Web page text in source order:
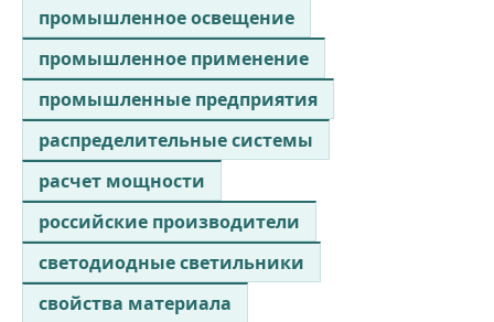
промышленное освещение
промышленное применение
промышленные предприятия
распределительные системы
расчет мощности
российские производители
светодиодные светильники
свойства материала